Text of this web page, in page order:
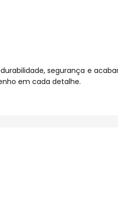
segurança e
em cada detalhe.